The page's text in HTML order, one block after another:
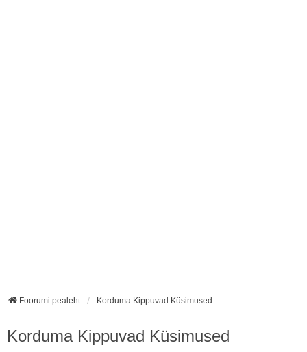
Foorumi pealeht Korduma Kippuvad Küsimused
Korduma Kippuvad Küsimused